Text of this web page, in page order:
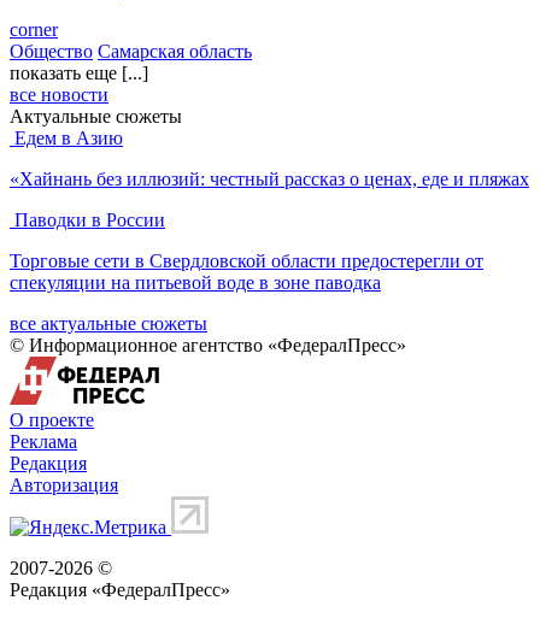
corner
Общество Самарская область
показать еще [...]
все новости
Актуальные сюжеты
Едем в Азию
«Хайнань без иллюзий: честный рассказ о ценах, еде и пляжах
Паводки в России
Торговые сети в Свердловской области предостерегли от
спекуляции на питьевой воде в зоне паводка
все актуальные сюжеты
© Информационное агентство «ФедералПресс»
О проекте
Реклама
Редакция
Авторизация
2007-2026 ©
Редакция «ФедералПресс»